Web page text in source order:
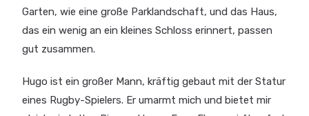
Garten, wie eine große Parklandschaft, und das Haus,
das ein wenig an ein kleines Schloss erinnert, passen
gut zusammen.
Hugo ist ein großer Mann, kräftig gebaut mit der Statur
eines Rugby-Spielers. Er umarmt mich und bietet mir